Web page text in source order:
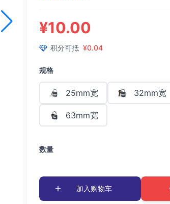
¥10.00
积分可抵 ¥0.04
规格
25mm宽 32mm宽
63mm宽
数量
加入购物车